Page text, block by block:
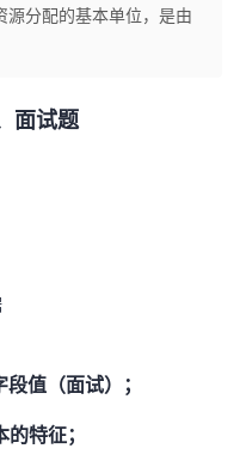
源分配的基本单位，是由
面试题
值（面试）；
特征；